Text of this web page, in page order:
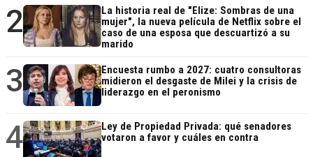
2
La historia real de "Elize: Sombras de una
mujer", la nueva película de Netflix sobre el
caso de una esposa que descuartizó a su
marido
3
Encuesta rumbo a 2027: cuatro consultoras
midieron el desgaste de Milei y la crisis de
liderazgo en el peronismo
4
Ley de Propiedad Privada: qué senadores
votaron a favor y cuáles en contra